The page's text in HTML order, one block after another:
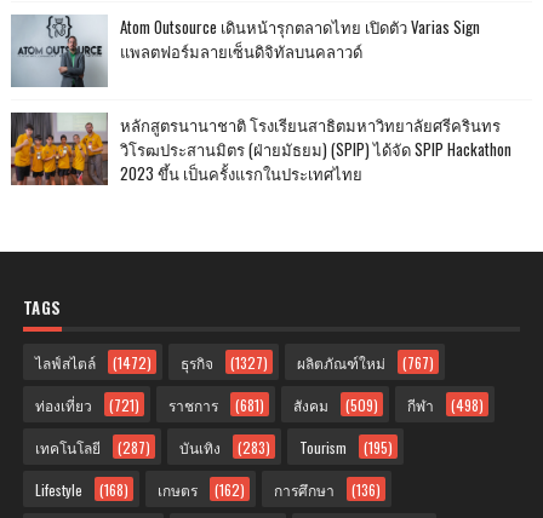
Atom Outsource เดินหน้ารุกตลาดไทย เปิดตัว Varias Sign
แพลตฟอร์มลายเซ็นดิจิทัลบนคลาวด์
หลักสูตรนานาชาติ โรงเรียนสาธิตมหาวิทยาลัยศรีครินทร
วิโรฒประสานมิตร (ฝ่ายมัธยม) (SPIP) ได้จัด SPIP Hackathon
2023 ขึ้น เป็นครั้งแรกในประเทศไทย
TAGS
ไลฟ์สไตล์ (1472) ธุรกิจ (1327) ผลิตภัณฑ์ใหม่ (767)
ท่องเที่ยว (721) ราชการ (681) สังคม (509) กีฬา (498)
เทคโนโลยี (287) บันเทิง (283) Tourism (195)
Lifestyle (168) เกษตร (162) การศึกษา (136)